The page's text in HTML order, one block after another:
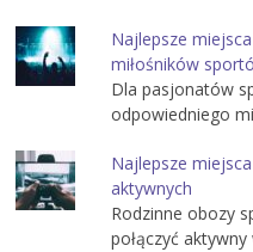
Najlepsze
miłośników
Dla pasjonatów
odpowiedniego
Najlepsze
aktywnych
Rodzinne obozy
połączyć